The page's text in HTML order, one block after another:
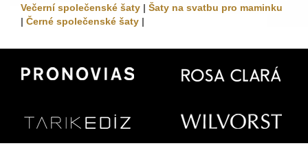
Večerní společenské šaty | Šaty na svatbu pro maminku
| Černé společenské šaty |